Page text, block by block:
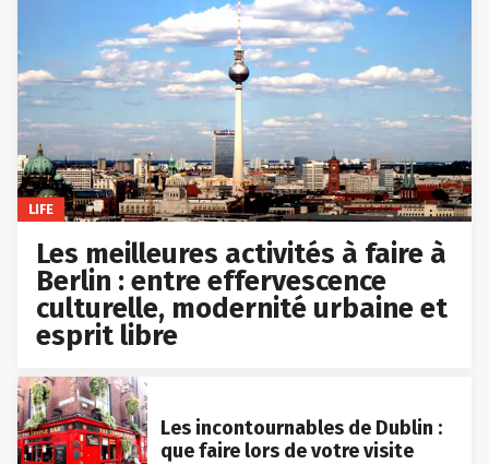
LIFE
Les meilleures activités à faire à
Berlin : entre effervescence
culturelle, modernité urbaine et
esprit libre
Les incontournables de Dublin :
que faire lors de votre visite